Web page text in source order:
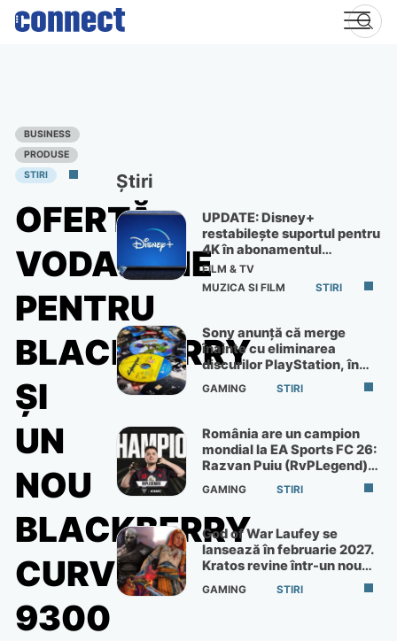
Skip
BUSINESS
PRODUSE
STIRI
OFERTĂ
VODAFONE
PENTRU
BLACKBERRY
ŞI
UN
NOU
BLACKBERRY
CURVE
9300
Știri
UPDATE: Disney+
restabilește suportul pentru
4K în abonamentul
Premium
FILM & TV
MUZICA SI FILM
STIRI
Sony anunță că merge
înainte cu eliminarea
discurilor PlayStation, în
ciuda protestelor
GAMING STIRI
România are un campion
mondial la EA Sports FC 26:
Razvan Puiu (RvPLegend)
câștigă turneul de la Paris
GAMING STIRI
God of War Laufey se
lansează în februarie 2027.
Kratos revine într-un nou
God of War
GAMING STIRI